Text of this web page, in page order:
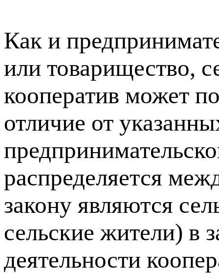
Как и
или товарищество,
кооператив может
отличие от
распределяется
закону являются
сельские жители) в
деятельности